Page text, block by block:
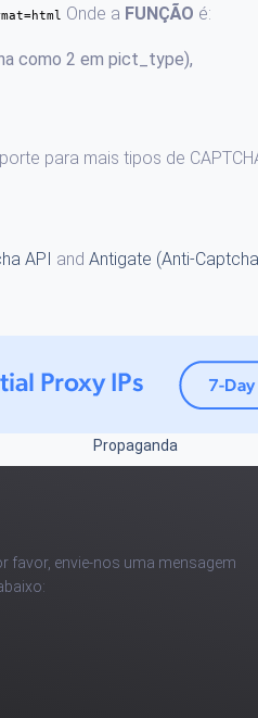
Onde a FUNÇÃO é:
como 2 em pict_type),
para mais tipos de
API and Antigate (Anti-
Propaganda
favor, envie-nos uma mensagem